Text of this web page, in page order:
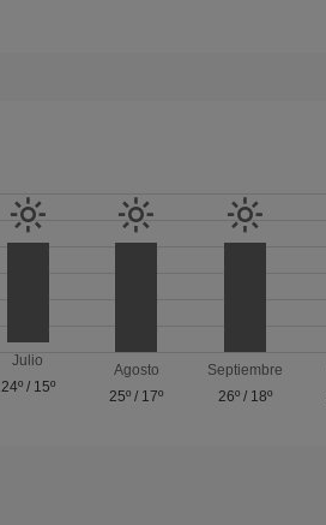
Julio
24º/ 15º
Agosto
25º / 17º
Septiembre
26º/ 18º